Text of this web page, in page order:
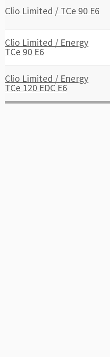
Clio Limited / TCe 90 E6
Clio Limited / Energy
TCe 90 E6
Clio Limited / Energy
TCe 120 EDC E6